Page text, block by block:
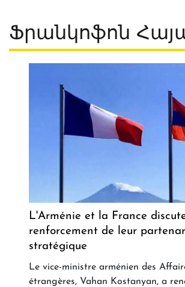
Ֆրանկոֆոն
L'Arménie et la France
renforcement de leur
stratégique
Le vice-ministre arménien des
étrangères, Vahan Kostanyan, a